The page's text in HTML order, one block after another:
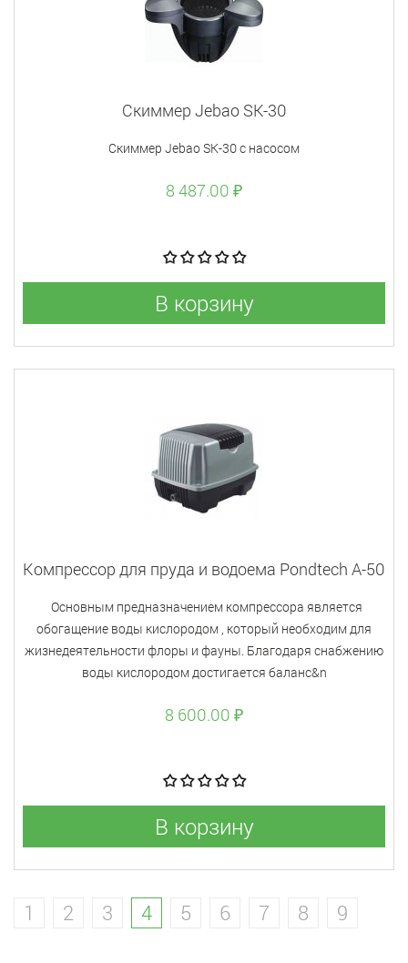
Скиммер Jebao SK-30
Скиммер Jebao SK-30 с насосом
8 487.00 ₽
В корзину
Компрессор для пруда и водоема Pondtech A-50
Основным предназначением компрессора является
обогащение воды кислородом , который необходим для
жизнедеятельности флоры и фауны. Благодаря снабжению
воды кислородом достигается баланс&n
8 600.00 ₽
В корзину
1 2 3 4 5 6 7 8 9